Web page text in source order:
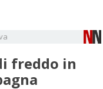
freddo in